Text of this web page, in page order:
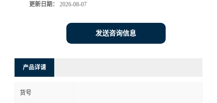
联
更新日期： 2026-08-07
发送咨询信息
产品详请
货号